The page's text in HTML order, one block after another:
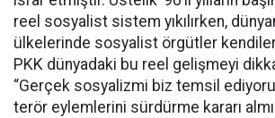
reel sosyalist sistem yıkılırken,
ülkelerinde sosyalist örgütler
PKK dünyadaki bu reel gelişmeyi
“Gerçek sosyalizmi biz temsil
terör eylemlerini sürdürme kararı